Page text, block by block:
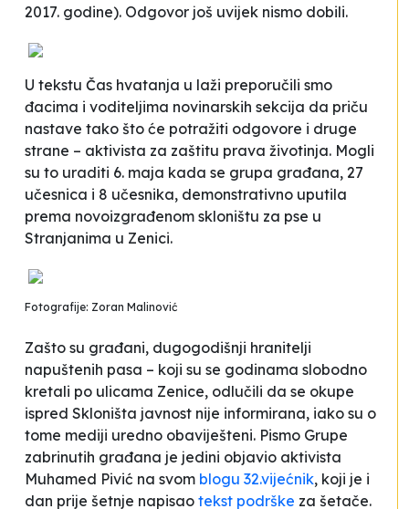
2017. godine). Odgovor još uvijek nismo dobili.
U tekstu Čas hvatanja u laži preporučili smo
đacima i voditeljima novinarskih sekcija da priču
nastave tako što će potražiti odgovore i druge
strane – aktivista za zaštitu prava životinja. Mogli
su to uraditi 6. maja kada se grupa građana, 27
učesnica i 8 učesnika, demonstrativno uputila
prema novoizgrađenom skloništu za pse u
Stranjanima u Zenici.
Fotografije: Zoran Malinović
Zašto su građani, dugogodišnji hranitelji
napuštenih pasa – koji su se godinama slobodno
kretali po ulicama Zenice, odlučili da se okupe
ispred Skloništa javnost nije informirana, iako su o
tome mediji uredno obaviješteni. Pismo Grupe
zabrinutih građana je jedini objavio aktivista
Muhamed Pivić na svom blogu 32.vijećnik, koji je i
dan prije šetnje napisao tekst podrške za šetače.